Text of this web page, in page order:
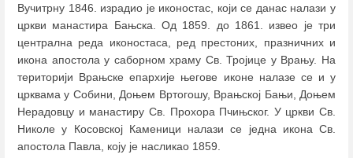
Вучитрну 1846. израдио је иконостас, који се данас налази у
цркви манастира Бањска. Од 1859. до 1861. извео је три
централна реда иконостаса, ред престоних, празничних и
икона апостола у саборном храму Св. Тројице у Врању. На
територији Врањске епархије његове иконе налазе се и у
црквама у Собини, Доњем Вртогошу, Врањској Бањи, Доњем
Нерадовцу и манастиру Св. Прохора Пчињског. У цркви Св.
Николе у Косовској Каменици налази се једна икона Св.
апостола Павла, коју је насликао 1859.